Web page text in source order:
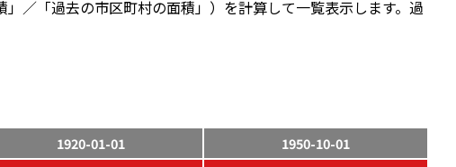
／「過去の市区町村の面積」）を計算して一覧表示します。過
1920-01-01
1950-10-01